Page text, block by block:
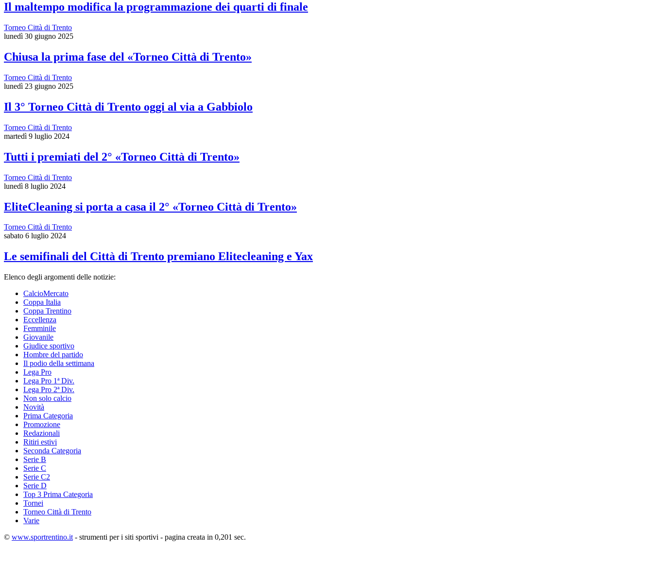
Il maltempo modifica la programmazione dei quarti di finale
Torneo Città di Trento
lunedì 30 giugno 2025
Chiusa la prima fase del «Torneo Città di Trento»
Torneo Città di Trento
lunedì 23 giugno 2025
Il 3° Torneo Città di Trento oggi al via a Gabbiolo
Torneo Città di Trento
martedì 9 luglio 2024
Tutti i premiati del 2° «Torneo Città di Trento»
Torneo Città di Trento
lunedì 8 luglio 2024
EliteCleaning si porta a casa il 2° «Torneo Città di Trento»
Torneo Città di Trento
sabato 6 luglio 2024
Le semifinali del Città di Trento premiano Elitecleaning e Yax
Elenco degli argomenti delle notizie:
CalcioMercato
Coppa Italia
Coppa Trentino
Eccellenza
Femminile
Giovanile
Giudice sportivo
Hombre del partido
Il podio della settimana
Lega Pro
Lega Pro 1ª Div.
Lega Pro 2ª Div.
Non solo calcio
Novità
Prima Categoria
Promozione
Redazionali
Ritiri estivi
Seconda Categoria
Serie B
Serie C
Serie C2
Serie D
Top 3 Prima Categoria
Tornei
Torneo Città di Trento
Varie
© www.sportrentino.it - strumenti per i siti sportivi - pagina creata in 0,201 sec.